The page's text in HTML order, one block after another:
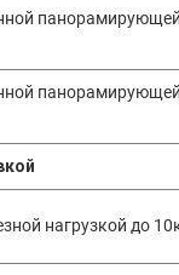
нагрузкой до